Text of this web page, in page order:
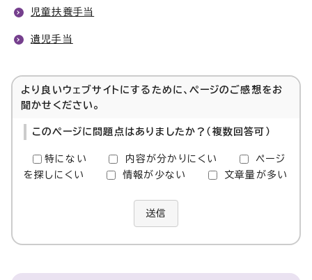
児童扶養手当
遺児手当
より良いウェブサイトにするために、ページのご感想をお
聞かせください。
このページに問題点はありましたか？（複数回答可）
特にない 内容が分かりにくい
ページ
を探しにくい
情報が少ない 文章量が多い
送信